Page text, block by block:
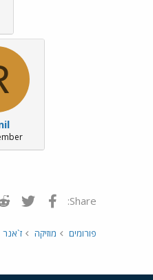
Share: פייסבוק
פורומים מוזיקה ז`אנר